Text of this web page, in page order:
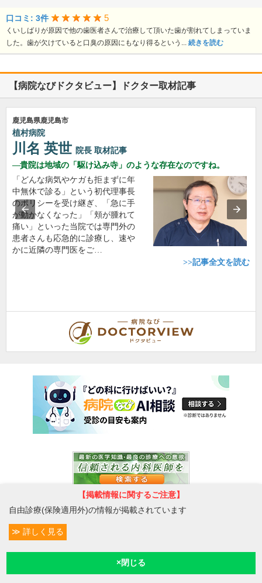
口コミ: 3件 5
くいしばりが原因で他の歯医者さんで治療して頂いた歯が割れてしまっていま
した。歯が欠けていると口臭の原因にもなり得るという... 続きを読む
【病院なびドクタビュー】ドクター取材記事
鹿児島県鹿児島市
植村病院
川名 英世 院長 取材記事
貴院は地域の「駆け込み寺」のような存在なのですね。
「どんな病気やケガも拒まずに年
中無休で診る」という初代理事長
のポリシーを受け継ぎ、「急に手
が動かなくなった」「頬が腫れて
痛い」といった当院では専門外の
患者さんも応急的に診療し、速や
かに近隣の専門医をご…
>>記事全文を読む
現在診療
【掲載情報に関するご注意】
自由診療(保険適用外)の情報が掲載されています
詳しく見る